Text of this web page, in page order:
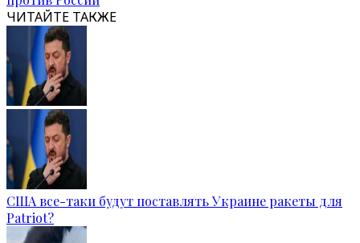
ЧИТАЙТЕ ТАКЖЕ
США все-таки будут поставлять Украине ракеты для
Patriot?